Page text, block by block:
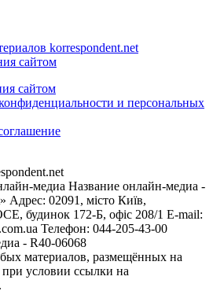
korrespondent.net
сайтом
сайтом
и персональных
медиа Название онлайн-медиа -
Адрес: 02091, місто Київ,
будинок 172-Б, офіс 208/1 E-mail:
Телефон: 044-205-43-00
- R40-06068
материалов, размещённых на
при условии ссылки на